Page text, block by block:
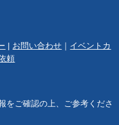
お問い合わせ
イベントカ
頼
をご確認の上、ご参考くださ